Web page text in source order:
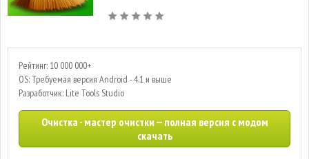
Рейтинг: 10 000 000+
OS: Требуемая версия Android - 4.1 и выше
Разработчик: Lite Tools Studio
Очистка - мастер очистки — полная версия с модом
скачать